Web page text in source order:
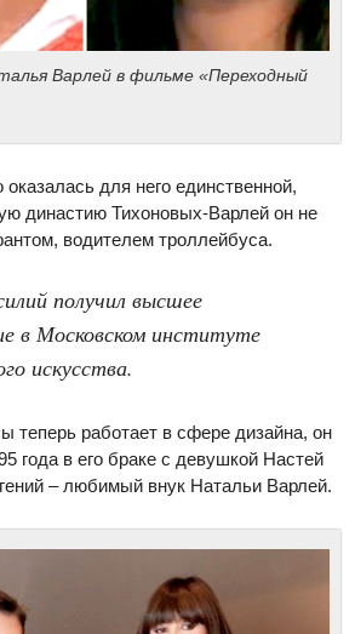
Варлей в фильме «Переходный
для него единственной,
династию Тихоновых-Варлей он не
водителем троллейбуса.
получил высшее
в Московском институте
искусства.
теперь работает в сфере дизайна, он
года в его браке с девушкой Настей
– любимый внук Натальи Варлей.